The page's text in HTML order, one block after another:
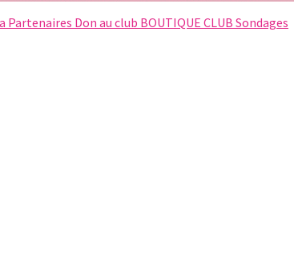
Partenaires Don au club BOUTIQUE CLUB Sondages